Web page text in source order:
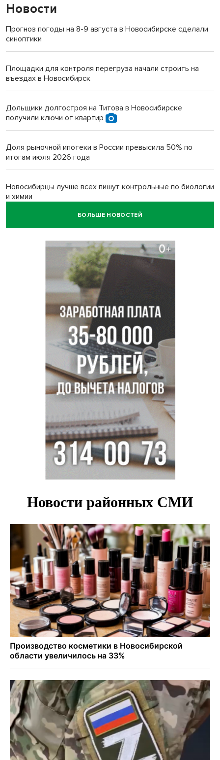
Новости
Прогноз погоды на 8-9 августа в Новосибирске сделали
синоптики
Площадки для контроля перегруза начали строить на
въездах в Новосибирск
Дольщики долгостроя на Титова в Новосибирске
получили ключи от квартир
Доля рыночной ипотеки в России превысила 50% по
итогам июля 2026 года
Новосибирцы лучше всех пишут контрольные по биологии
и химии
Нейросеть для диагностики депрессии в крови создали в
Двум бойцам СВО после минно-взрывной травмы
«оживили» нервы в Новосибирске
Персидский ковер «108 шахов» впервые вывезли из музея
Востока в Новосибирск
Актриса из Новосибирска Евгения Туркова сыграла мать
в сериале «Малой»
БОЛЬШЕ НОВОСТЕЙ